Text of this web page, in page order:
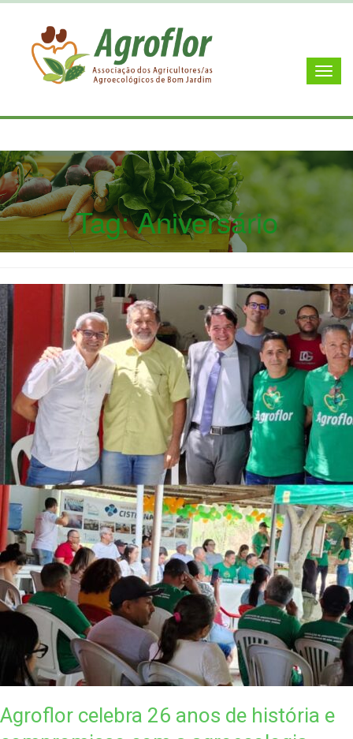
Tag:Aniversário
Agroflor celebra 26 anos de história e